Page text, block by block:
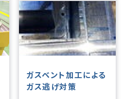
ガスベント加工による
ガス逃げ対策